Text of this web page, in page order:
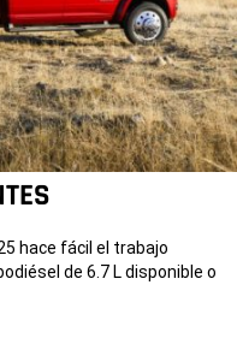
hace fácil el trabajo
de 6.7 L disponible o